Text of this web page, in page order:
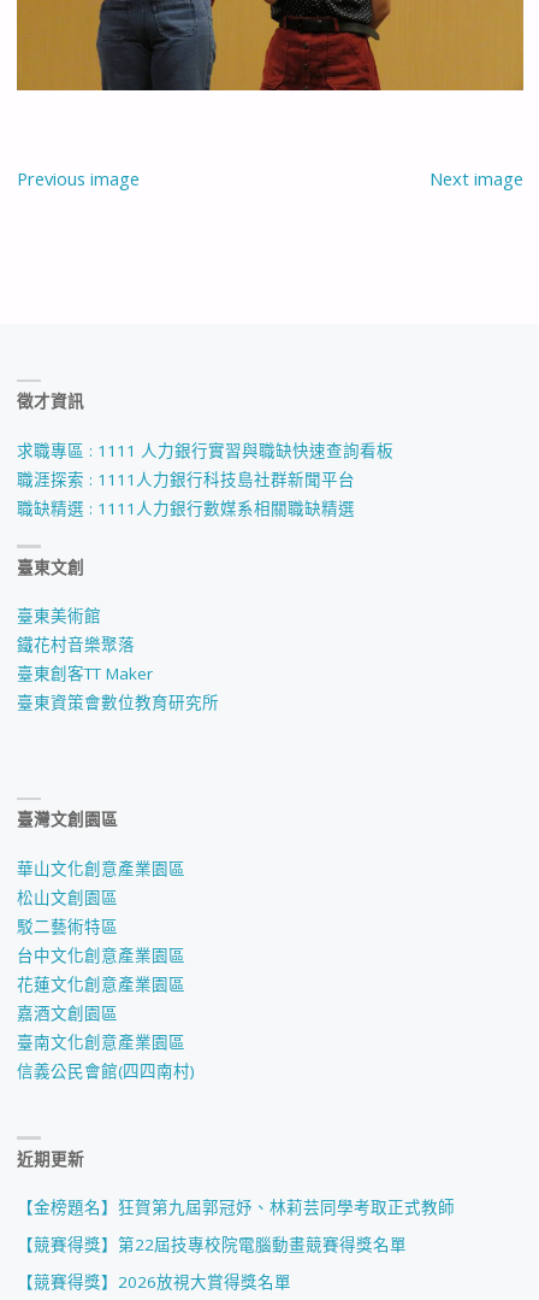
Previous image Next image
徵才資訊
求職專區 : 1111 人力銀行實習與職缺快速查詢看板
職涯探索 : 1111人力銀行科技島社群新聞平台
職缺精選 : 1111人力銀行數媒系相關職缺精選
臺東文創
臺東美術館
鐵花村音樂聚落
臺東創客TT Maker
臺東資策會數位教育研究所
臺灣文創園區
華山文化創意產業園區
松山文創園區
駁二藝術特區
台中文化創意產業園區
花蓮文化創意產業園區
嘉酒文創園區
臺南文化創意產業園區
信義公民會館(四四南村)
近期更新
【金榜題名】狂賀第九屆郭冠妤、林莉芸同學考取正式教師
【競賽得獎】第22屆技專校院電腦動畫競賽得獎名單
【競賽得獎】2026放視大賞得獎名單